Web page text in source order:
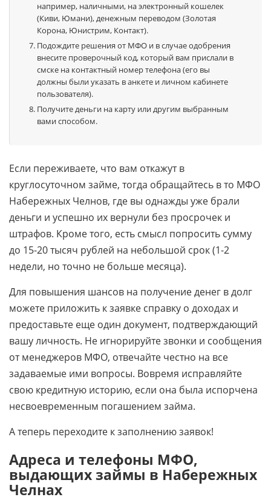
например, наличными, на электронный кошелек
(Киви, Юмани), денежным переводом (Золотая
Корона, Юнистрим, Контакт).
Подождите решения от МФО и в случае одобрения
внесите проверочный код, который вам прислали в
смске на контактный номер телефона (его вы
должны были указать в анкете и личном кабинете
пользователя).
Получите деньги на карту или другим выбранным
вами способом.
Если переживаете, что вам откажут в
круглосуточном займе, тогда обращайтесь в то МФО
Набережных Челнов, где вы однажды уже брали
деньги и успешно их вернули без просрочек и
штрафов. Кроме того, есть смысл попросить сумму
до 15-20 тысяч рублей на небольшой срок (1-2
недели, но точно не больше месяца).
Для повышения шансов на получение денег в долг
можете приложить к заявке справку о доходах и
предоставьте еще один документ, подтверждающий
вашу личность. Не игнорируйте звонки и сообщения
от менеджеров МФО, отвечайте честно на все
задаваемые ими вопросы. Вовремя исправляйте
свою кредитную историю, если она была испорчена
несвоевременным погашением займа.
А теперь переходите к заполнению заявок!
Адреса и телефоны МФО,
выдающих займы в Набережных
Челнах